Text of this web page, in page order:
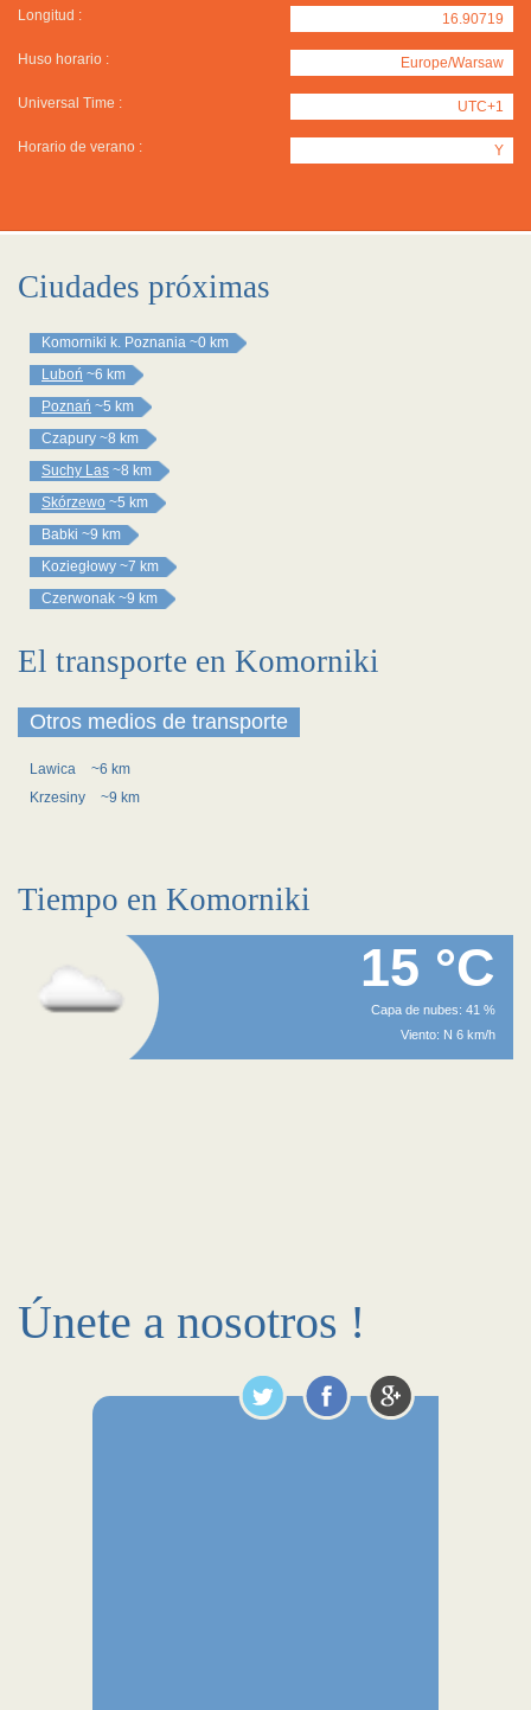
Longitud : 16.90719
Huso horario : Europe/Warsaw
Universal Time : UTC+1
Horario de verano : Y
Ciudades próximas
Komorniki k. Poznania ~0 km
Luboń ~6 km
Poznań ~5 km
Czapury ~8 km
Suchy Las ~8 km
Skórzewo ~5 km
Babki ~9 km
Koziegłowy ~7 km
Czerwonak ~9 km
El transporte en Komorniki
Otros medios de transporte
Lawica
~6 km
Krzesiny
~9 km
Tiempo en Komorniki
15 °C
Capa de nubes: 41 %
Viento: N 6 km/h
Únete a nosotros !